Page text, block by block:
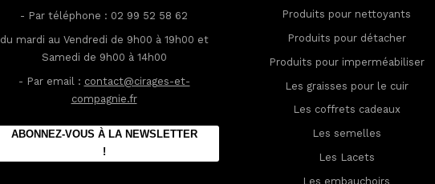
- Par téléphone : 02 99 52 58 62
du mardi au Vendredi de 9h00 à 19h00 et
Samedi de 9h00 à 14h00
- Par email : contact@cirages-et-
compagnie.fr
ABONNEZ-VOUS À LA NEWSLETTER
!
Produits pour nettoyants
Produits pour détacher
Produits pour imperméabiliser
Les graisses pour le cuir
Les coffrets cadeaux
Les semelles
Les Lacets
Les embauchoirs